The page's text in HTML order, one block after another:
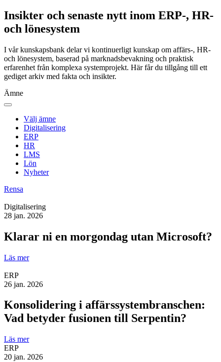
Insikter och senaste nytt inom ERP-, HR-
och lönesystem
I vår kunskapsbank delar vi kontinuerligt kunskap om affärs‑, HR‑
och lönesystem, baserad på marknadsbevakning och praktisk
erfarenhet från komplexa systemprojekt. Här får du tillgång till ett
gediget arkiv med fakta och insikter.
Ämne
Välj ämne
Digitalisering
ERP
HR
LMS
Lön
Nyheter
Rensa
Digitalisering
28 jan. 2026
Klarar ni en morgondag utan Microsoft?
Läs mer
ERP
26 jan. 2026
Konsolidering i affärssystembranschen:
Vad betyder fusionen till Serpentin?
Läs mer
ERP
20 jan. 2026